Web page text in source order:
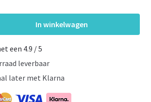
In winkelwagen
een 4.9 / 5
leverbaar
later met Klarna